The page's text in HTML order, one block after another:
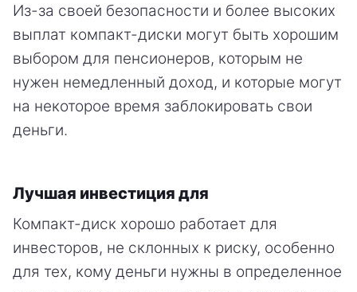
Из-за своей безопасности и более высоких
выплат компакт-диски могут быть хорошим
выбором для пенсионеров, которым не
нужен немедленный доход, и которые могут
на некоторое время заблокировать свои
деньги.
Лучшая инвестиция для
Компакт-диск хорошо работает для
инвесторов, не склонных к риску, особенно
для тех, кому деньги нужны в определенное